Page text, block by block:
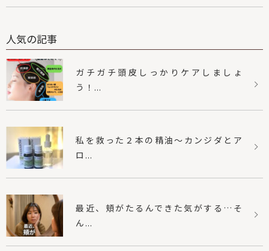
人気の記事
ガチガチ頭皮しっかりケアしましょ
う！...
私を救った２本の精油〜カンジダとア
ロ...
最近、頬がたるんできた気がする…そ
ん...